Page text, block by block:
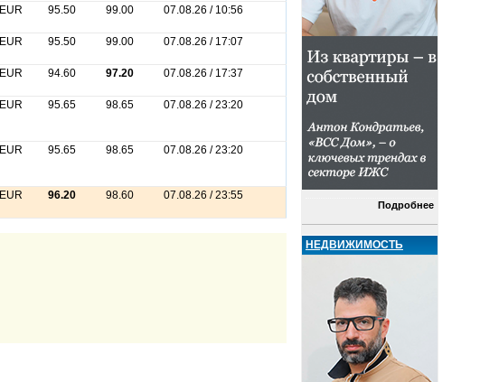
EUR 95.50 99.00 07.08.26 / 10:56
EUR 95.50 99.00 07.08.26 / 17:07
EUR 94.60 97.20 07.08.26 / 17:37
EUR 95.65 98.65 07.08.26 / 23:20
EUR 95.65 98.65 07.08.26 / 23:20
EUR 96.20 98.60 07.08.26 / 23:55
Подробнее
НЕДВИЖИМОСТЬ